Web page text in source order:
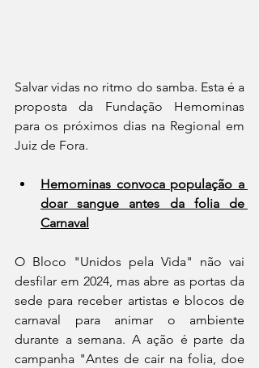
Salvar vidas no ritmo do samba. Esta é a
proposta da Fundação Hemominas
para os próximos dias na Regional em
Juiz de Fora.
Hemominas convoca população a
doar sangue antes da folia de
Carnaval
O Bloco "Unidos pela Vida" não vai
desfilar em 2024, mas abre as portas da
sede para receber artistas e blocos de
carnaval para animar o ambiente
durante a semana. A ação é parte da
campanha "Antes de cair na folia, doe